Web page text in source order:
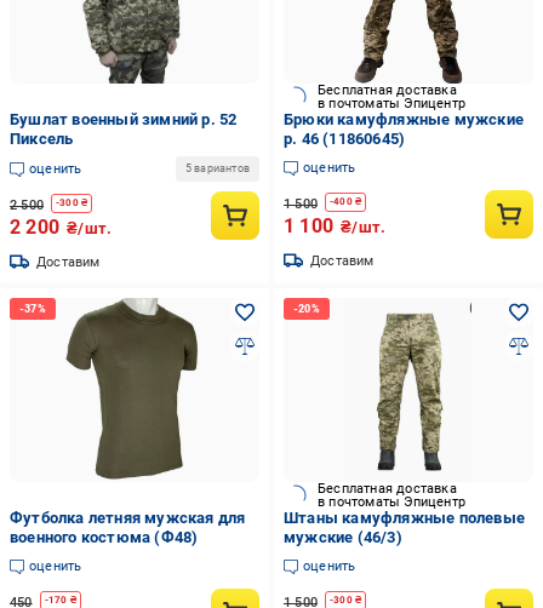
Бушлат военный зимний р. 52
Пиксель
оценить 5 вариантов
2 500 -300₴
2 200 ₴/шт.
Доставим
Бесплатная доставка
в почтоматы Эпицентр
Брюки камуфляжные мужские
р. 46 (11860645)
оценить
1 500 -400₴
1 100 ₴/шт.
Доставим
Футболка летняя мужская для
военного костюма (Ф48)
оценить
450 -170 ₴
Бесплатная доставка
в почтоматы Эпицентр
Штаны камуфляжные полевые
мужские (46/3)
оценить
1 500 -300₴